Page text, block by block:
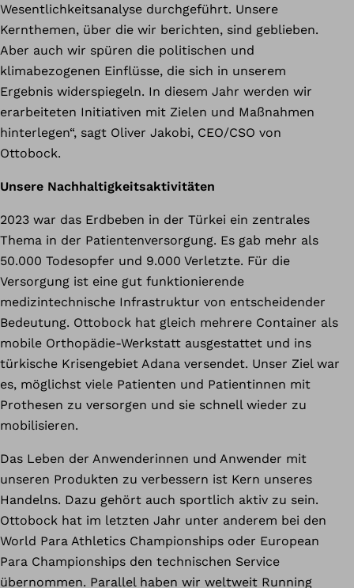
Wesentlichkeitsanalyse durchgeführt. Unsere
Kernthemen, über die wir berichten, sind geblieben.
Aber auch wir spüren die politischen und
klimabezogenen Einflüsse, die sich in unserem
Ergebnis widerspiegeln. In diesem Jahr werden wir
erarbeiteten Initiativen mit Zielen und Maßnahmen
hinterlegen“, sagt Oliver Jakobi, CEO/CSO von
Ottobock.
Unsere Nachhaltigkeitsaktivitäten
2023 war das Erdbeben in der Türkei ein zentrales
Thema in der Patientenversorgung. Es gab mehr als
50.000 Todesopfer und 9.000 Verletzte. Für die
Versorgung ist eine gut funktionierende
medizintechnische Infrastruktur von entscheidender
Bedeutung. Ottobock hat gleich mehrere Container als
mobile Orthopädie-Werkstatt ausgestattet und ins
türkische Krisengebiet Adana versendet. Unser Ziel war
es, möglichst viele Patienten und Patientinnen mit
Prothesen zu versorgen und sie schnell wieder zu
mobilisieren.
Das Leben der Anwenderinnen und Anwender mit
unseren Produkten zu verbessern ist Kern unseres
Handelns. Dazu gehört auch sportlich aktiv zu sein.
Ottobock hat im letzten Jahr unter anderem bei den
World Para Athletics Championships oder European
Para Championships den technischen Service
übernommen. Parallel haben wir weltweit Running